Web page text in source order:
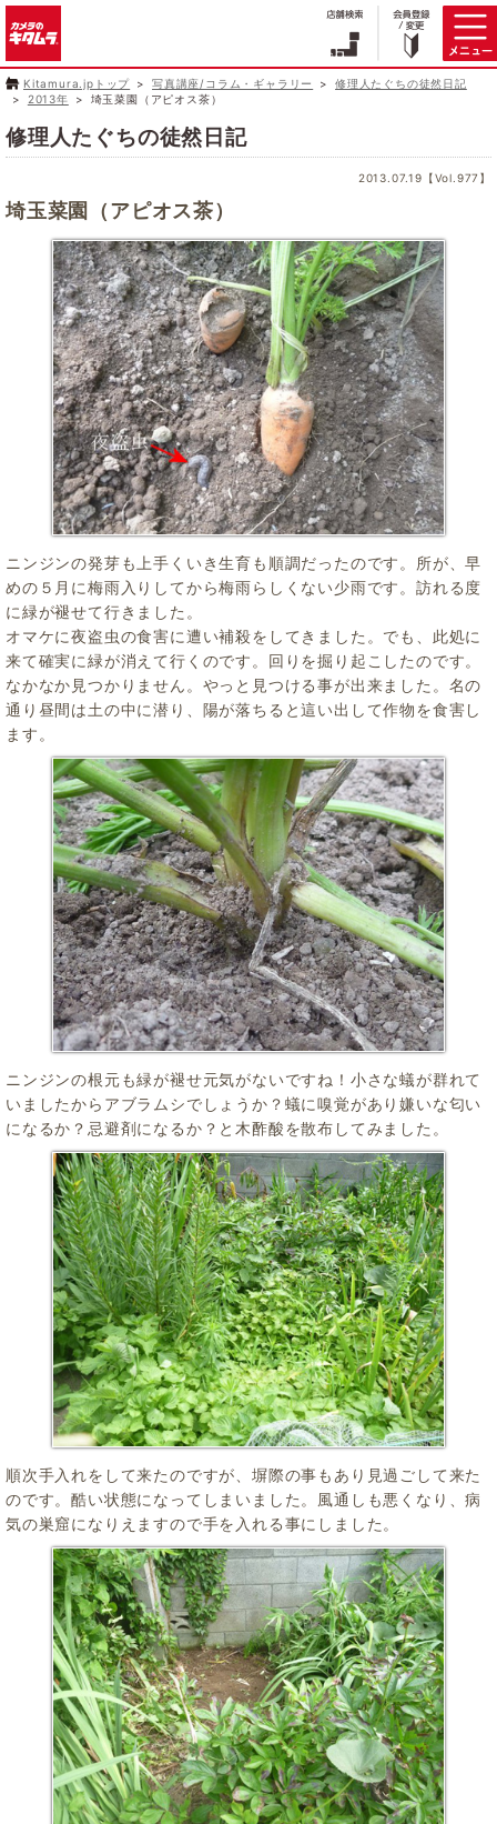
Kitamura.jpトップ 写真講座/コラム・ギャラリー
修理人たぐちの徒然日記
2013年
埼玉菜園（アピオス茶）
修理人たぐちの徒然日記
2013.07.19【Vol.977】
埼玉菜園（アピオス茶）
ニンジンの発芽も上手くいき生育も順調だったのです。所が、早
めの５月に梅雨入りしてから梅雨らしくない少雨です。訪れる度
に緑が褪せて行きました。
オマケに夜盗虫の食害に遭い補殺をしてきました。でも、此処に
来て確実に緑が消えて行くのです。回りを掘り起こしたのです。
なかなか見つかりません。やっと見つける事が出来ました。名の
通り昼間は土の中に潜り、陽が落ちると這い出して作物を食害し
ます。
ニンジンの根元も緑が褪せ元気がないですね！小さな蟻が群れて
いましたからアブラムシでしょうか？蟻に嗅覚があり嫌いな匂い
になるか？忌避剤になるか？と木酢酸を散布してみました。
順次手入れをして来たのですが、塀際の事もあり見過ごして来た
のです。酷い状態になってしまいました。風通しも悪くなり、病
気の巣窟になりえますので手を入れる事にしました。